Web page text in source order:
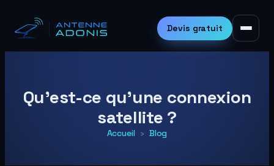
au
contenu
Devis gratuit
Qu’est-ce qu’une connexion
satellite ?
Accueil › Blog